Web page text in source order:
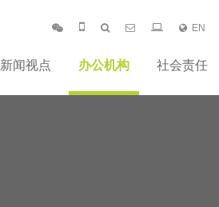
EN
新闻视点 办公机构 社会责任